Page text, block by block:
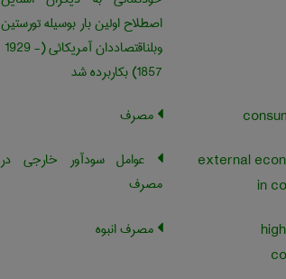
اصطلاح اولین بار بوسیله تورستین
وبلناقتصاددان آمریکائی (‎ 1929 -
1857) بکاربرده شد
مصرف
external
in
عوامل سودآور خارجی در
مصرف
مصرف انبوه